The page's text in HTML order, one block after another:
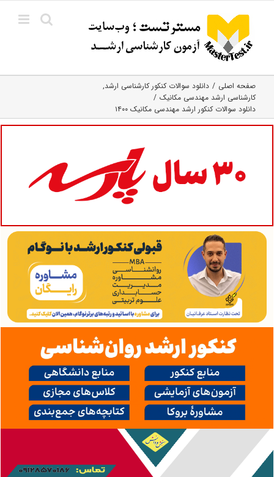
content
صفحه اصلی
دانلود سوالات کنکور کارشناسی ارشد
کارشناسی ارشد مهندسی مکانیک
دانلود سوالات کنکور ارشد مهندسی مکانیک ۱۴۰۰